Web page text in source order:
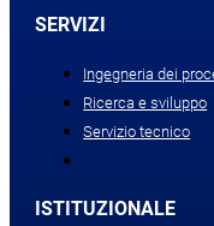
SERVIZI
Ingegneria dei
Ricerca e sviluppo
Servizio tecnico
ISTITUZIONALE